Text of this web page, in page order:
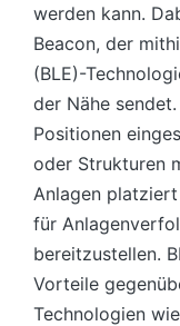
werden kann.
Beacon, der
(BLE)-
der Nähe
Positionen
oder Strukturen
Anlagen
für
bereitzustellen.
Vorteile
Technologien